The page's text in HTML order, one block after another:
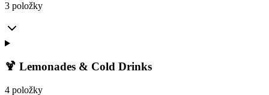
3 položky
🍹 Lemonades & Cold Drinks
4 položky